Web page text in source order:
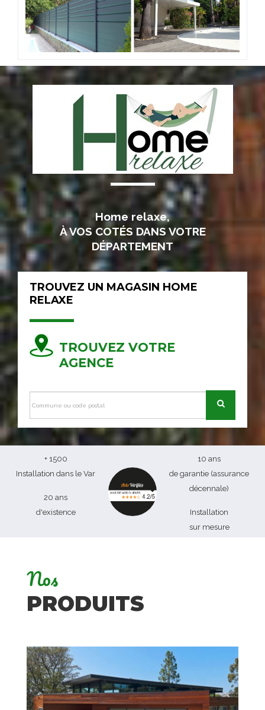
Home relaxe,
À VOS COTÉS DANS VOTRE
DÉPARTEMENT
TROUVEZ UN MAGASIN HOME
RELAXE
TROUVEZ VOTRE
AGENCE
+ 1500
Installation dans le Var
20 ans
d'existence
10 ans
de garantie (assurance
décennale)
Installation
sur mesure
Nos
PRODUITS